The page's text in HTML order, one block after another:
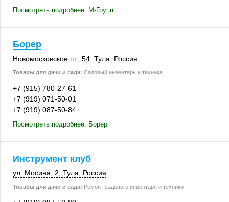
Посмотреть подробнее: М-Групп
Борер
Новомосковское ш., 54, Тула Россия
Товары для дачи и сада: Садовый инвентарь и техника
+7 (915) 780-27-61
+7 (919) 071-50-01
+7 (919) 087-50-84
Посмотреть подробнее: Борер
Инструмент клуб
ул. Мосина, 2 Тула Россия
Товары для дачи и сада: Ремонт садового инвентаря и техники